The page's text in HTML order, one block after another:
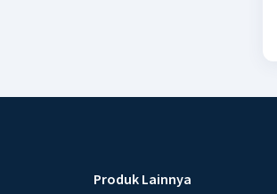
Produk Lainnya